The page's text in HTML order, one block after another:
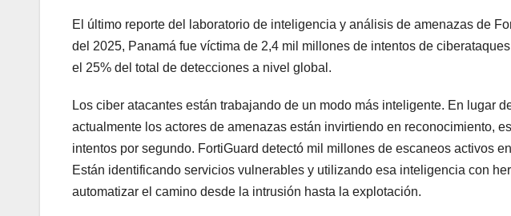
El último reporte del laboratorio de inteligencia y análisis de amenazas de
del 2025, Panamá fue víctima de 2,4 mil millones de intentos de
el 25% del total de detecciones a nivel global.
Los ciber atacantes están trabajando de un modo más inteligente. En lugar
actualmente los actores de amenazas están invirtiendo en reconocimiento,
intentos por segundo. FortiGuard detectó mil millones de escaneos activos
Están identificando servicios vulnerables y utilizando esa inteligencia con
automatizar el camino desde la intrusión hasta la explotación.